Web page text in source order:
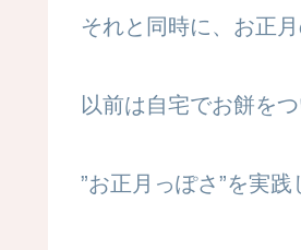
それと同時に、お正
以前は自宅でお餅を
”お正月っぽさ”を実